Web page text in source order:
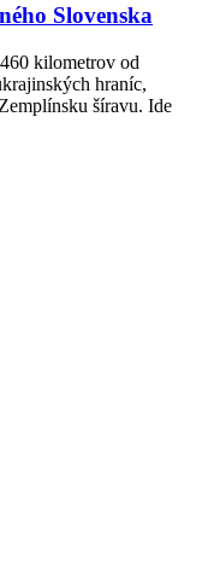
Slovenska
kilometrov od
hraníc,
šíravu. Ide